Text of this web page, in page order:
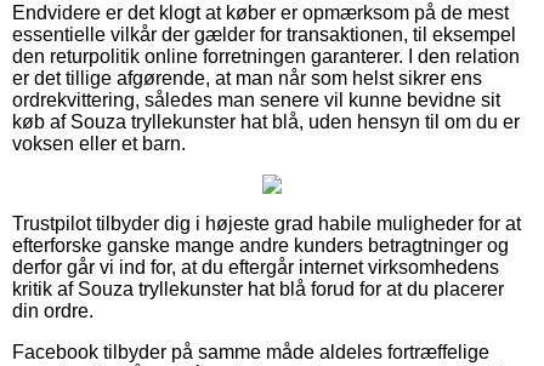
Endvidere er det klogt at køber er opmærksom på de mest
essentielle vilkår der gælder for transaktionen, til eksempel
den returpolitik online forretningen garanterer. I den relation
er det tillige afgørende, at man når som helst sikrer ens
ordrekvittering, således man senere vil kunne bevidne sit
køb af Souza tryllekunster hat blå, uden hensyn til om du er
voksen eller et barn.
Trustpilot tilbyder dig i højeste grad habile muligheder for at
efterforske ganske mange andre kunders betragtninger og
derfor går vi ind for, at du eftergår internet virksomhedens
kritik af Souza tryllekunster hat blå forud for at du placerer
din ordre.
Facebook tilbyder på samme måde aldeles fortræffelige